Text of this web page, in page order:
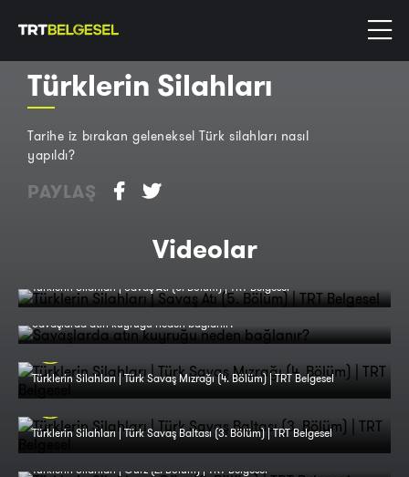
Türklerin Silahları
Tarihe iz bırakan geleneksel Türk silahları nasıl
yapıldı?
PAYLAŞ
Videolar
Türklerin Silahları | Savaş Atı (5. Bölüm) | TRT Belgesel
Savaşlarda atın kuyruğu neden bağlanır?
Türklerin Silahları | Türk Savaş Mızrağı (4. Bölüm) | TRT Belgesel
Türklerin Silahları | Türk Savaş Baltası (3. Bölüm) | TRT Belgesel
Türklerin Silahları | Gürz (2. Bölüm) | TRT Belgesel